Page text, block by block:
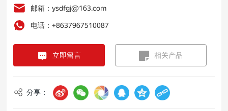
邮箱：ysdfgj@163.com
电话：+8637967510087
立即留言 相关产品
分享：